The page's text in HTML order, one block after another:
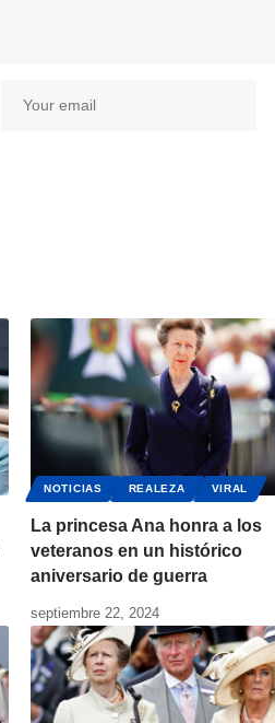
NOTICIAS REALEZA VIRAL
La princesa Ana honra a los
veteranos en un histórico
aniversario de guerra
septiembre 22, 2024